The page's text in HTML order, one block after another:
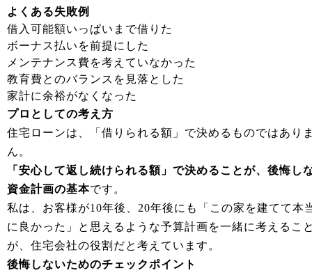
よくある失敗例
借入可能額いっぱいまで借りた
ボーナス払いを前提にした
メンテナンス費を考えていなかった
教育費とのバランスを見落とした
家計に余裕がなくなった
プロとしての考え方
住宅ローンは、「借りられる額」で決めるものではあり
ん。
「安心して返し続けられる額」で決めることが、後悔し
資金計画の基本です。
私は、お客様が10年後、20年後にも「この家を建てて本
に良かった」と思えるような予算計画を一緒に考えるこ
が、住宅会社の役割だと考えています。
後悔しないためのチェックポイント